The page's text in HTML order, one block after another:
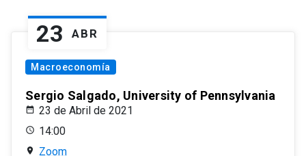
23 ABR
Macroeconomía
Sergio Salgado, University of Pennsylvania
23 de Abril de 2021
14:00
Zoom